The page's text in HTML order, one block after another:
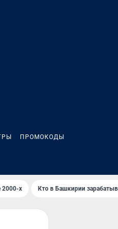
ПРОМОКОДЫ
2000-х Кто в Башкирии